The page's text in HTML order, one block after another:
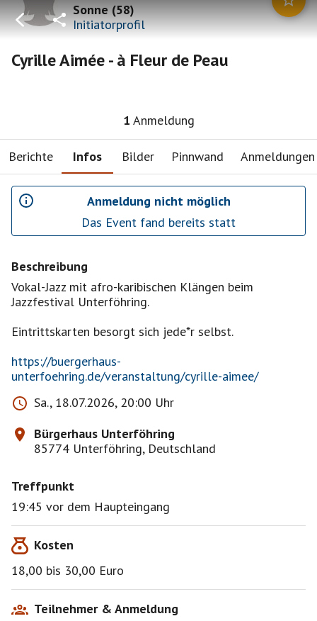
Sonne(58)
Initiatorprofil
Cyrille Aimée - à Fleur de Peau
1 Anmeldung
Berichte Infos Bilder Pinnwand Anmeldungen
Anmeldung nicht möglich
Das Event fand bereits statt
Beschreibung
Vokal-Jazz mit afro-karibischen Klängen beim
Jazzfestival Unterföhring.
Eintrittskarten besorgt sich jede*r selbst.
https://buergerhaus-
unterfoehring.de/veranstaltung/cyrille-aimee/
Sa., 18.07.2026, 20:00 Uhr
Bürgerhaus Unterföhring
85774 Unterföhring, Deutschland
Treffpunkt
19:45 vor dem Haupteingang
Kosten
18,00 bis 30,00 Euro
Teilnehmer & Anmeldung